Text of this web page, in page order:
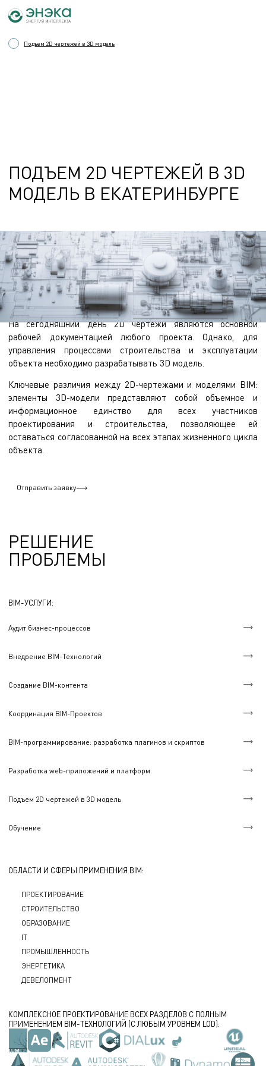
Подъем 2D чертежей в 3D модель
ПОДЪЕМ 2D ЧЕРТЕЖЕЙ В 3D
МОДЕЛЬ В ЕКАТЕРИНБУРГЕ
ДЛЯ ЧЕГО ЭТО НУЖНО?
На сегодняшний день 2D чертежи являются основной
рабочей документацией любого проекта. Однако, для
управления процессами строительства и эксплуатации
объекта необходимо разрабатывать 3D модель.
Ключевые различия между 2D-чертежами и моделями BIM:
элементы 3D-модели представляют собой объемное и
информационное единство для всех участников
проектирования и строительства, позволяющее ей
оставаться согласованной на всех этапах жизненного цикла
объекта.
Отправить заявку
РЕШЕНИЕ
ПРОБЛЕМЫ
BIM-УСЛУГИ:
Аудит бизнес-процессов
Внедрение BIM-Технологий
Создание BIM-контента
Координация BIM-Проектов
BIM-программирование: разработка плагинов и скриптов
Разработка web-приложений и платформ
Подъем 2D чертежей в 3D модель
Обучение
ОБЛАСТИ И СФЕРЫ ПРИМЕНЕНИЯ BIM:
ПРОЕКТИРОВАНИЕ
СТРОИТЕЛЬСТВО
ОБРАЗОВАНИЕ
IT
ПРОМЫШЛЕННОСТЬ
ЭНЕРГЕТИКА
ДЕВЕЛОПМЕНТ
КОМПЛЕКСНОЕ ПРОЕКТИРОВАНИЕ ВСЕХ РАЗДЕЛОВ С ПОЛНЫМ
ПРИМЕНЕНИЕМ BIM-ТЕХНОЛОГИЙ (С ЛЮБЫМ УРОВНЕМ LOD):